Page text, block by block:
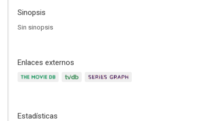
Sinopsis
Sin sinopsis
Enlaces externos
Estadísticas